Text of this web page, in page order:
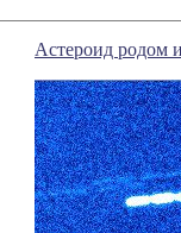
Астероид родом